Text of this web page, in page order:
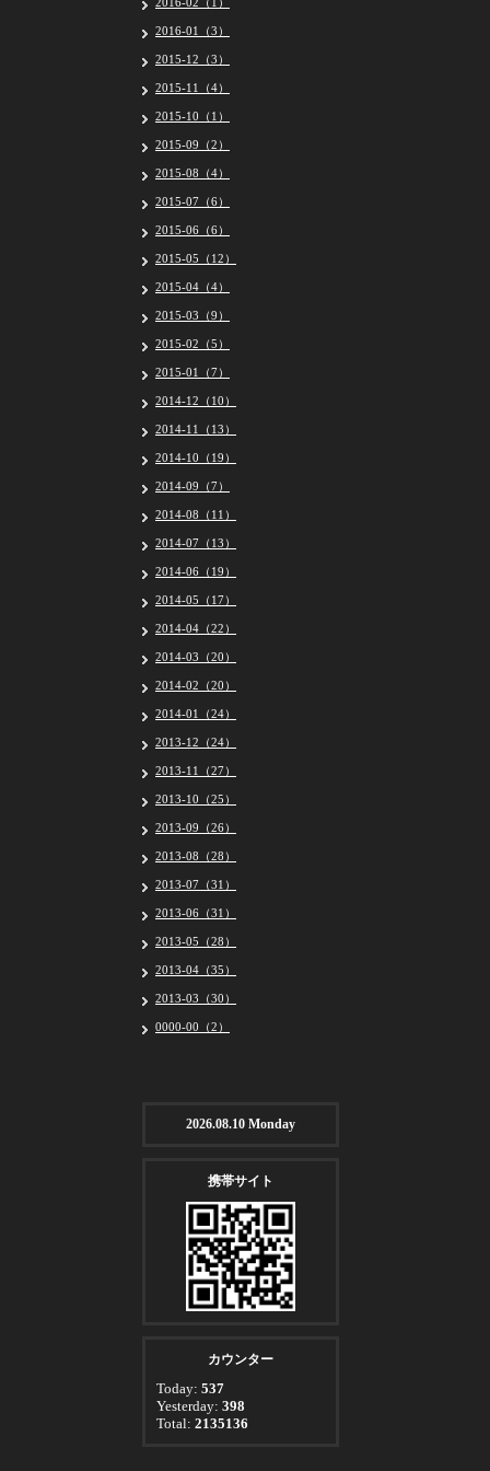
2016-01（3）
2015-12（3）
2015-11（4）
2015-10（1）
2015-09（2）
2015-08（4）
2015-07（6）
2015-06（6）
2015-05（12）
2015-04（4）
2015-03（9）
2015-02（5）
2015-01（7）
2014-12（10）
2014-11（13）
2014-10（19）
2014-09（7）
2014-08（11）
2014-07（13）
2014-06（19）
2014-05（17）
2014-04（22）
2014-03（20）
2014-02（20）
2014-01（24）
2013-12（24）
2013-11（27）
2013-10（25）
2013-09（26）
2013-08（28）
2013-07（31）
2013-06（31）
2013-05（28）
2013-04（35）
2013-03（30）
0000-00（2）
2026.08.10 Monday
携帯サイト
カウンター
Today: 537
Yesterday: 398
Total: 2135136